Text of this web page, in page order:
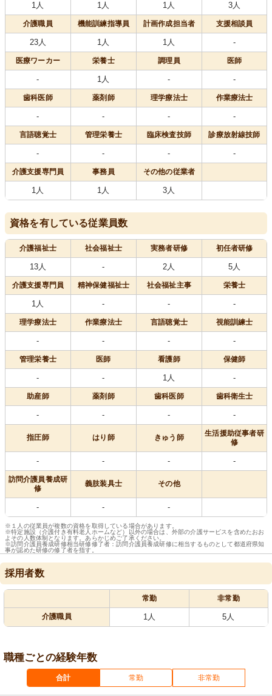
1人 1人 1人 3人
介護職員 機能訓練指導員 計画作成担当者 支援相談員
23人 1人 1人 -
医療ワーカー 栄養士 調理員 医師
- 1人 - -
歯科医師 薬剤師 理学療法士 作業療法士
- - - -
言語聴覚士 管理栄養士 臨床検査技師 診療放射線技師
- - - -
介護支援専門員 事務員 その他の従業者
1人 1人 3人
資格を有している従業員数
介護福祉士 社会福祉士 実務者研修 初任者研修
13人 - 2人 5人
介護支援専門員 精神保健福祉士 社会福祉主事 栄養士
1人 - - -
理学療法士 作業療法士 言語聴覚士 視能訓練士
- - - -
管理栄養士 医師 看護師 保健師
- - 1人 -
助産師 薬剤師 歯科医師 歯科衛生士
- - - -
指圧師 はり師 きゅう師
生活援助従事者研
修
- - - -
訪問介護員養成研
修
義肢装具士 その他
- - -
※１人の従業員が複数の資格を取得している場合があります。
※特定施設（介護付き有料老人ホームなど）以外の場合は、外部の介護サービスを含めたおお
よその人数体制となります。あらかじめご了承ください。
※訪問介護員養成研修相当研修修了者：訪問介護員養成研修に相当するものとして都道府県知
事が認めた研修の修了者を指す。
採用者数
常勤 非常勤
介護職員 1人 5人
職種ごとの経験年数
合計 常勤 非常勤